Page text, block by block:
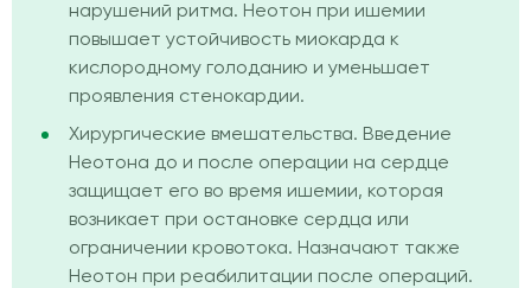
нарушений ритма. Неотон при ишемии
повышает устойчивость миокарда к
кислородному голоданию и уменьшает
проявления стенокардии.
Хирургические вмешательства. Введение
Неотона до и после операции на сердце
защищает его во время ишемии, которая
возникает при остановке сердца или
ограничении кровотока. Назначают также
Неотон при реабилитации после операций.